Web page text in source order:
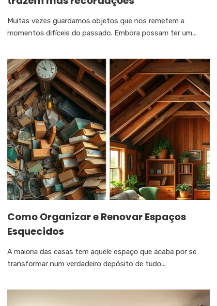
Muitas vezes guardamos objetos que nos remetem a
momentos difíceis do passado. Embora possam ter um...
Como Organizar e Renovar Espaços
Esquecidos
A maioria das casas tem aquele espaço que acaba por se
transformar num verdadeiro depósito de tudo...